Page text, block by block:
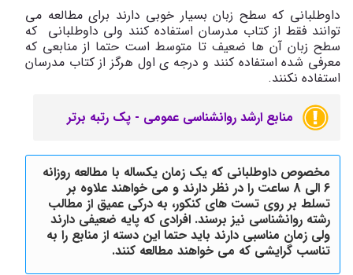
داوطلبانی که سطح زبان بسیار خوبی دارند برای مطالعه می
توانند فقط از کتاب مدرسان استفاده کنند ولی داوطلبانی که
سطح زبان آن ها ضعیف تا متوسط است حتما از منابعی که
معرفی شده استفاده کنند و درجه ی اول هرگز از کتاب مدرسان
استفاده نکنند.
منابع ارشد روانشناسی عمومی - پک رتبه برتر
مخصوص داوطلبانی که یک زمان یکساله با مطالعه روزانه
6 الی 8 ساعت را در نظر دارند و می خواهند علاوه بر
تسلط بر روی تست های کنکور، به درکی عمیق از مطالب
رشته روانشناسی نیز برسند. افرادی که پایه ضعیفی دارند
ولی زمان مناسبی دارند باید حتما این دسته از منابع را به
تناسب گرایشی که می خواهند مطالعه کنند.